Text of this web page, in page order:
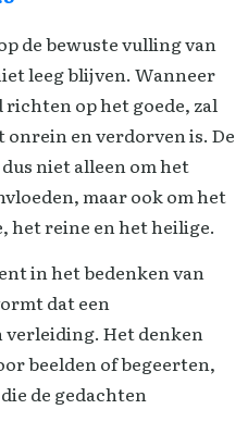
de bewuste vulling van
leeg blijven. Wanneer
op het goede, zal
en verdorven is. De
niet alleen om het
maar ook om het
het reine en het heilige.
in het bedenken van
dat een
verleiding. Het denken
beelden of begeerten,
de gedachten